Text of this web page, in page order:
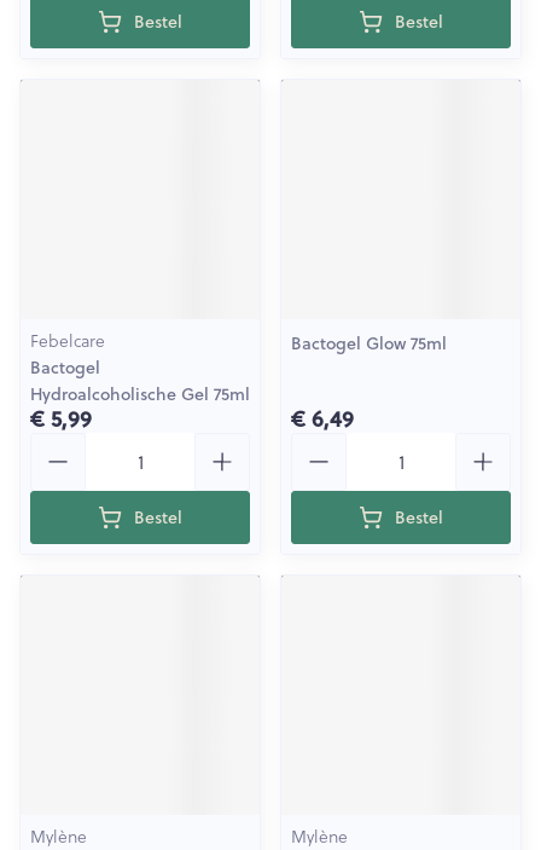
Bestel Bestel
Febelcare
Bactogel
Hydroalcoholische Gel 75ml
€ 5,99
Bestel
Bactogel Glow 75ml
€ 6,49
Bestel
Mylène
Mylène